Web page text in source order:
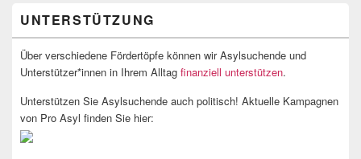
UNTERSTÜTZUNG
Über verschiedene Fördertöpfe können wir Asylsuchende und
Unterstützer*innen in Ihrem Alltag finanziell unterstützen.
Unterstützen Sie Asylsuchende auch politisch! Aktuelle Kampagnen
von Pro Asyl finden Sie hier: